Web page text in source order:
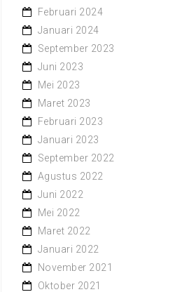
Februari 2024
Januari 2024
September 2023
Juni 2023
Mei 2023
Maret 2023
Februari 2023
Januari 2023
September 2022
Agustus 2022
Juni 2022
Mei 2022
Maret 2022
Januari 2022
November 2021
Oktober 2021